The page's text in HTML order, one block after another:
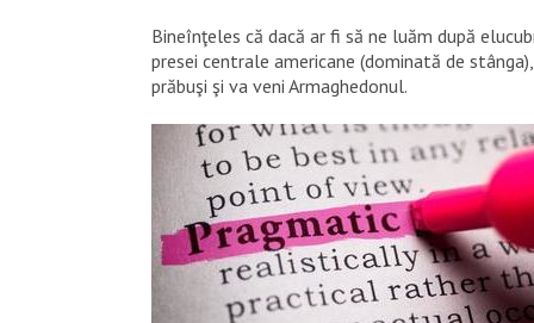
Bineînţeles că dacă ar fi să ne luăm după
presei centrale americane (dominată de
prăbuşi şi va veni Armaghedonul.